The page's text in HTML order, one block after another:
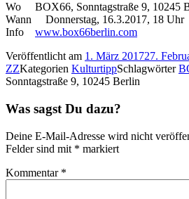
Wo BOX66, Sonntagstraße 9, 10245
Wann Donnerstag, 16.3.2017, 18 Uhr
Info www.box66berlin.com
Veröffentlicht am 1. März 201727.
ZZKategorien KulturtippSchlagwörter
Sonntagstraße 9, 10245 Berlin
Was sagst Du dazu?
Deine E-Mail-Adresse wird nicht
Felder sind mit * markiert
Kommentar *